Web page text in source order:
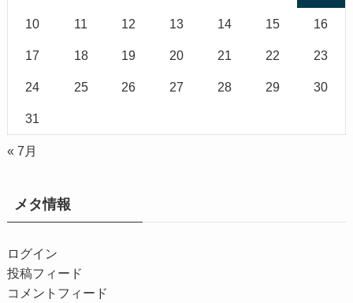
10 11 12 13 14 15 16
17 18 19 20 21 22 23
24 25 26 27 28 29 30
31
« 7月
メタ情報
ログイン
投稿フィード
コメントフィード